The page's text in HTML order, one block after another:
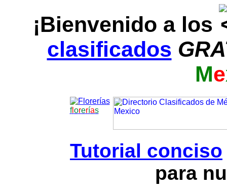
¡Bienvenido a los
clasificados
Me
florerías
Tutorial conciso
para